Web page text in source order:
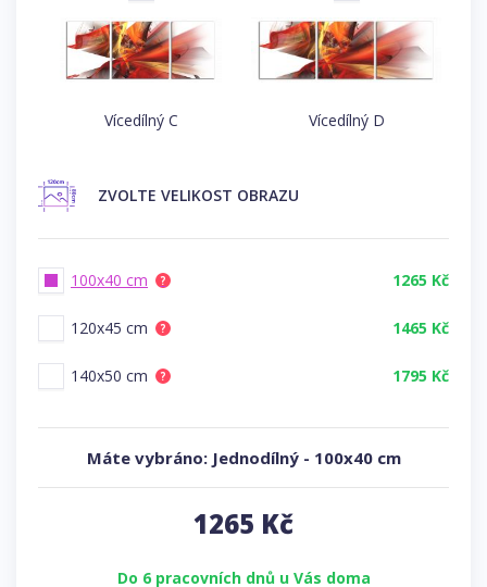
Vícedílný C Vícedílný D
ZVOLTE VELIKOST OBRAZU
100x40 cm ? 1265 Kč
120x45 cm ? 1465 Kč
140x50 cm ? 1795 Kč
Máte vybráno: Jednodílný- 100x40 cm
1265 Kč
Do 6 pracovních dnů u Vás doma